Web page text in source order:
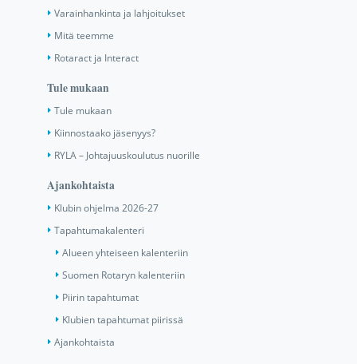
Varainhankinta ja lahjoitukset
Mitä teemme
Rotaract ja Interact
Tule mukaan
Tule mukaan
Kiinnostaako jäsenyys?
RYLA – Johtajuuskoulutus nuorille
Ajankohtaista
Klubin ohjelma 2026-27
Tapahtumakalenteri
Alueen yhteiseen kalenteriin
Suomen Rotaryn kalenteriin
Piirin tapahtumat
Klubien tapahtumat piirissä
Ajankohtaista